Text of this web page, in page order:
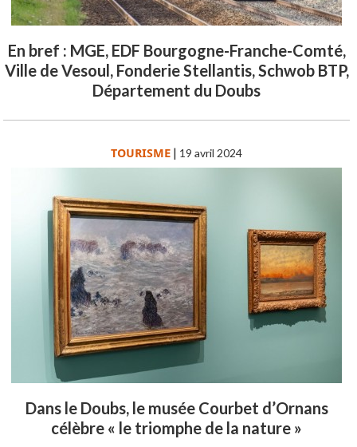
En bref : MGE, EDF Bourgogne-Franche-Comté,
Ville de Vesoul, Fonderie Stellantis, Schwob BTP,
Département du Doubs
TOURISME | 19 avril 2024
Dans le Doubs, le musée Courbet d’Ornans
célèbre « le triomphe de la nature »